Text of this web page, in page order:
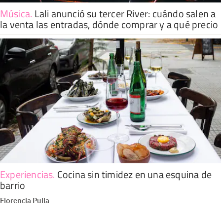
Música. Lali anunció su tercer River: cuándo salen a
la venta las entradas, dónde comprar y a qué precio
Experiencias. Cocina sin timidez en una esquina de
barrio
Florencia Pulla